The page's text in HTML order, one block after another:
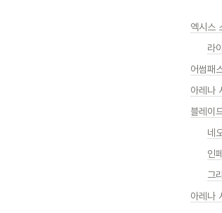
엑시스
라
어썸패
아레나
블레이
네
인
그
아레나